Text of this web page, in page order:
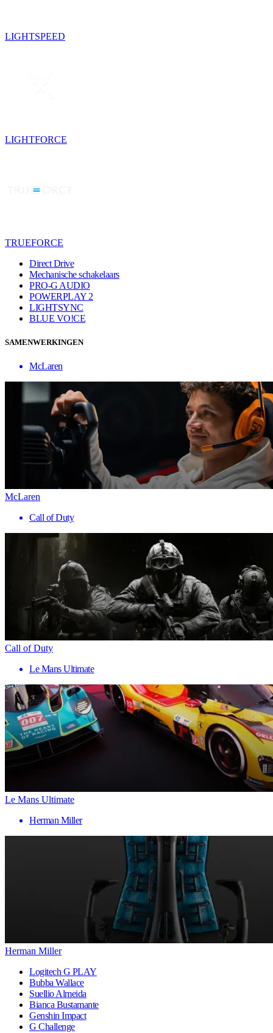
LIGHTSPEED
LIGHTFORCE
TRUEFORCE
Direct Drive
Mechanische schakelaars
PRO-G AUDIO
POWERPLAY 2
LIGHTSYNC
BLUE VO!CE
SAMENWERKINGEN
McLaren
McLaren
Call of Duty
Call of Duty
Le Mans Ultimate
Le Mans Ultimate
Herman Miller
Herman Miller
Logitech G PLAY
Bubba Wallace
Suellio Almeida
Bianca Bustamante
Genshin Impact
G Challenge